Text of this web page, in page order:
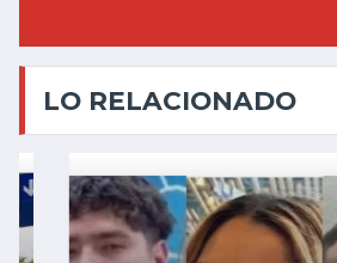
LO RELACIONADO